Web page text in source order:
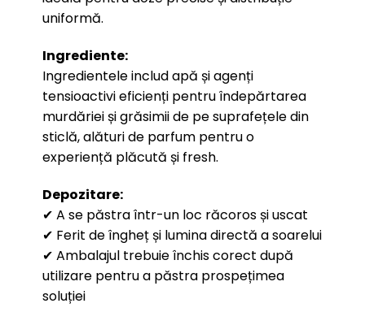
uniformă.
Ingrediente:
Ingredientele includ apă și agenți
tensioactivi eficienți pentru îndepărtarea
murdăriei și grăsimii de pe suprafețele din
sticlă, alături de parfum pentru o
experiență plăcută și fresh.
Depozitare:
✔ A se păstra într-un loc răcoros și uscat
✔ Ferit de îngheț și lumina directă a soarelui
✔ Ambalajul trebuie închis corect după
utilizare pentru a păstra prospețimea
soluției